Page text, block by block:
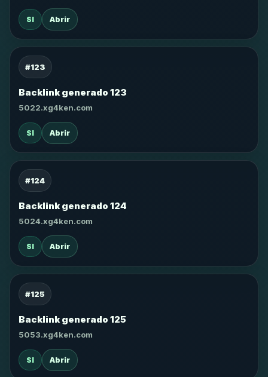
SI Abrir
#123
Backlink generado 123
5022.xg4ken.com
SI Abrir
#124
Backlink generado 124
5024.xg4ken.com
SI Abrir
#125
Backlink generado 125
5053.xg4ken.com
SI Abrir